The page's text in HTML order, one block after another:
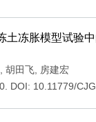
土冻胀模型试验
胡田飞
房建宏
DOI: 10.11779/